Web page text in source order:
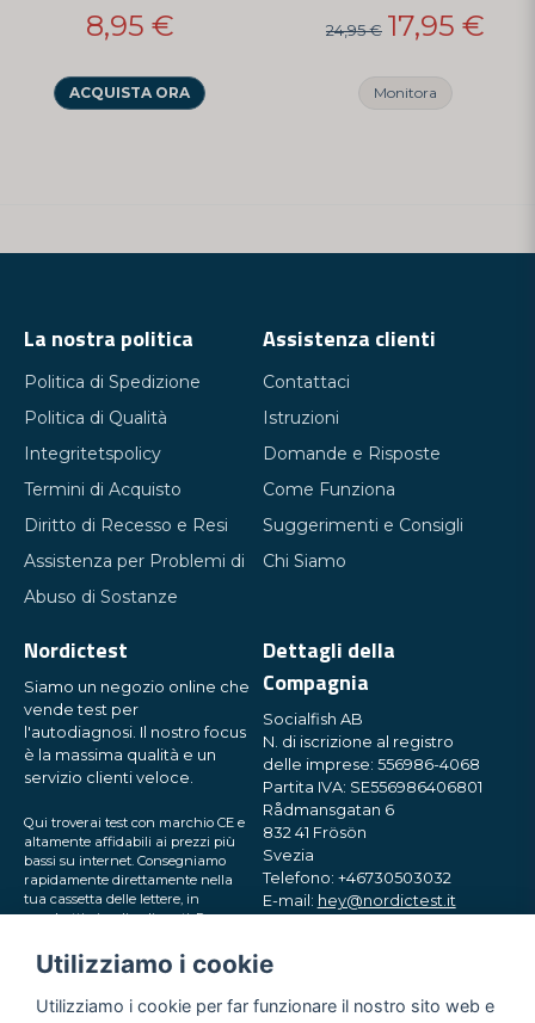
8,95 €
ACQUISTA ORA
24,95 € 17,95 €
Monitora
La nostra politica
Politica di Spedizione
Politica di Qualità
Integritetspolicy
Termini di Acquisto
Diritto di Recesso e Resi
Assistenza per Problemi di
Abuso di Sostanze
Assistenza clienti
Contattaci
Istruzioni
Domande e Risposte
Come Funziona
Suggerimenti e Consigli
Chi Siamo
Nordictest
Siamo un negozio online che
vende test per
l'autodiagnosi. Il nostro focus
è la massima qualità e un
servizio clienti veloce.
Qui troverai test con marchio CE e
altamente affidabili ai prezzi più
bassi su internet. Consegniamo
rapidamente direttamente nella
tua cassetta delle lettere, in
pacchetti piccoli e discreti. Prova
Dettagli della
Compagnia
Socialfish AB
N. di iscrizione al registro
delle imprese: 556986-4068
Partita IVA: SE556986406801
Rådmansgatan 6
832 41 Frösön
Svezia
Telefono: +46730503032
E-mail: hey@nordictest.it
Lun-Ven 10:00 - 17:00 (CET)
Utilizziamo i cookie
Utilizziamo i cookie per far funzionare il nostro sito web e